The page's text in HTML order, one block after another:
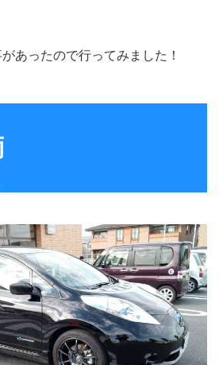
あったので行ってみました！